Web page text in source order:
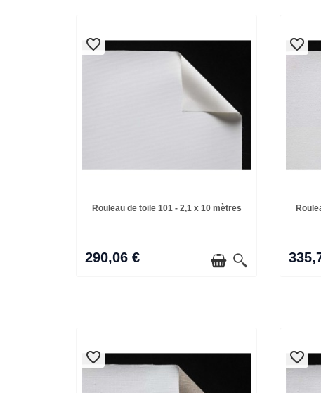
favorite_border
favorite_border
Rouleau de toile 101 - 2,1 x 10 mètres
290,06 €
favorite_border
favorite_border
favorite_border
favorite_border favorite_border
favorite_border